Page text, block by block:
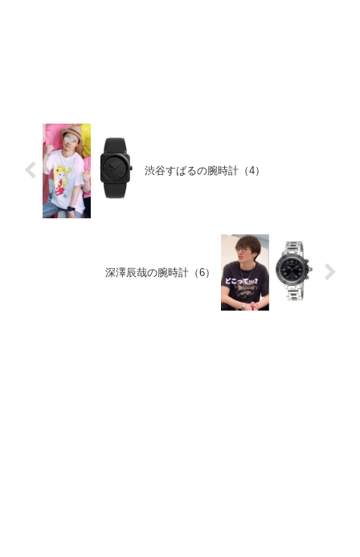
渋谷すばるの腕時計（4）
深澤辰哉の腕時計（6）